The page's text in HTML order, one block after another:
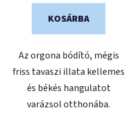
5-
ből
csillag.
KOSÁRBA
Az orgona bódító, mégis
friss tavaszi illata kellemes
és békés hangulatot
varázsol otthonába.